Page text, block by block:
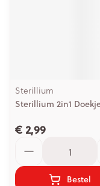
Sterillium
Sterillium 2in1
€ 2,99
Bestel